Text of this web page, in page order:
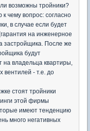
возможны тройники?
чему вопрос: согласно
в случае если будет
на инженерное
застройщика. После же
будут
на владельца квартиры,
вентилей - т.е. до
стоят тройники
этой фирмы
имеют тенденцию
много негативных